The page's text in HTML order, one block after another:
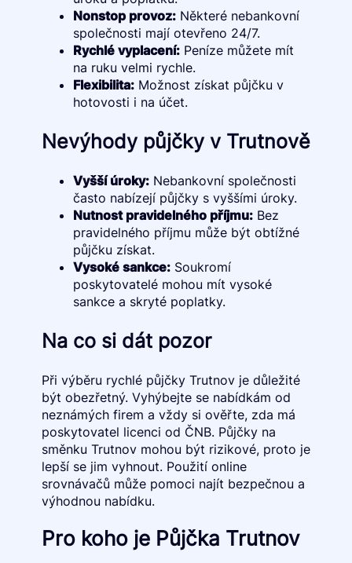
Nonstop provoz:Některé nebankovní
společnosti mají otevřeno 24/7.
Rychlé vyplacení:Peníze můžete mít
na ruku velmi rychle.
Flexibilita:Možnost získat půjčku v
hotovosti i na účet.
Nevýhody půjčky v Trutnově
Vyšší úroky:Nebankovní společnosti
často nabízejí půjčky s vyššími úroky.
Nutnost pravidelného příjmu:Bez
pravidelného příjmu může být obtížné
půjčku získat.
Vysoké sankce:Soukromí
poskytovatelé mohou mít vysoké
sankce a skryté poplatky.
Na co si dát pozor
Při výběru rychlé půjčky Trutnov je důležité
být obezřetný. Vyhýbejte se nabídkám od
neznámých firem a vždy si ověřte, zda má
poskytovatel licenci od ČNB. Půjčky na
směnku Trutnov mohou být rizikové, proto je
lepší se jim vyhnout. Použití online
srovnávačů může pomoci najít bezpečnou a
výhodnou nabídku.
Pro koho je Půjčka Trutnov